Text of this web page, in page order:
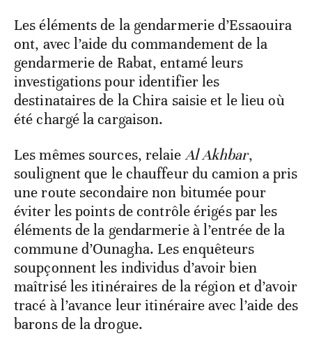
Les éléments de la gendarmerie d’Essaouira
ont, avec l’aide du commandement de la
gendarmerie de Rabat, entamé leurs
investigations pour identifier les
destinataires de la Chira saisie et le lieu où
été chargé la cargaison.
Les mêmes sources, relaieAl Akhbar,
soulignent que le chauffeur du camion a pris
une route secondaire non bitumée pour
éviter les points de contrôle érigés par les
éléments de la gendarmerie à l’entrée de la
commune d’Ounagha. Les enquêteurs
soupçonnent les individus d’avoir bien
maîtrisé les itinéraires de la région et d’avoir
tracé à l’avance leur itinéraire avec l’aide des
barons de la drogue.